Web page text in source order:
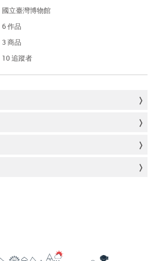
國立臺灣博物館
6 作品
3 商品
10 追蹤者